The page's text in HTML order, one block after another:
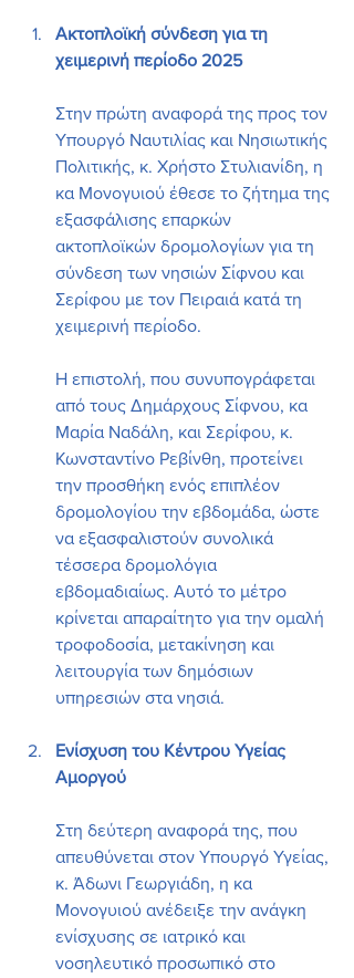
Ακτοπλοϊκή σύνδεση για τη
χειμερινή περίοδο 2025
Στην πρώτη αναφορά της προς τον
Υπουργό Ναυτιλίας και Νησιωτικής
Πολιτικής, κ. Χρήστο Στυλιανίδη, η
κα Μονογυιού έθεσε το ζήτημα της
εξασφάλισης επαρκών
ακτοπλοϊκών δρομολογίων για τη
σύνδεση των νησιών Σίφνου και
Σερίφου με τον Πειραιά κατά τη
χειμερινή περίοδο.
Η επιστολή, που συνυπογράφεται
από τους Δημάρχους Σίφνου, κα
Μαρία Ναδάλη, και Σερίφου, κ.
Κωνσταντίνο Ρεβίνθη, προτείνει
την προσθήκη ενός επιπλέον
δρομολογίου την εβδομάδα, ώστε
να εξασφαλιστούν συνολικά
τέσσερα δρομολόγια
εβδομαδιαίως. Αυτό το μέτρο
κρίνεται απαραίτητο για την ομαλή
τροφοδοσία, μετακίνηση και
λειτουργία των δημόσιων
υπηρεσιών στα νησιά.
Ενίσχυση του Κέντρου Υγείας
Αμοργού
Στη δεύτερη αναφορά της, που
απευθύνεται στον Υπουργό Υγείας,
κ. Άδωνι Γεωργιάδη, η κα
Μονογυιού ανέδειξε την ανάγκη
ενίσχυσης σε ιατρικό και
νοσηλευτικό προσωπικό στο